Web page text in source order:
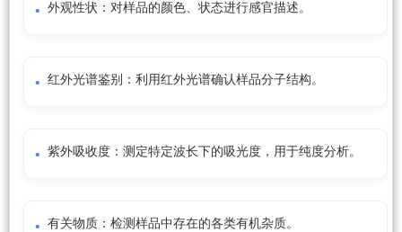
外观性状：对样品的颜色、状态进行感官描述。
红外光谱鉴别：利用红外光谱确认样品分子结构。
紫外吸收度：测定特定波长下的吸光度，用于纯度分析。
有关物质：检测样品中存在的各类有机杂质。